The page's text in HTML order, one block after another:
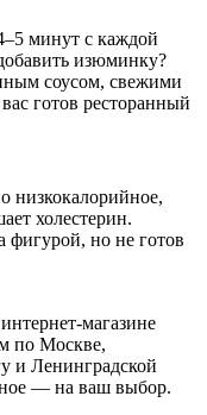
минут с каждой
изюминку?
соусом, свежими
готов ресторанный
низкокалорийное,
холестерин.
фигурой, но не готов
магазине
по Москве,
и Ленинградской
— на ваш выбор.